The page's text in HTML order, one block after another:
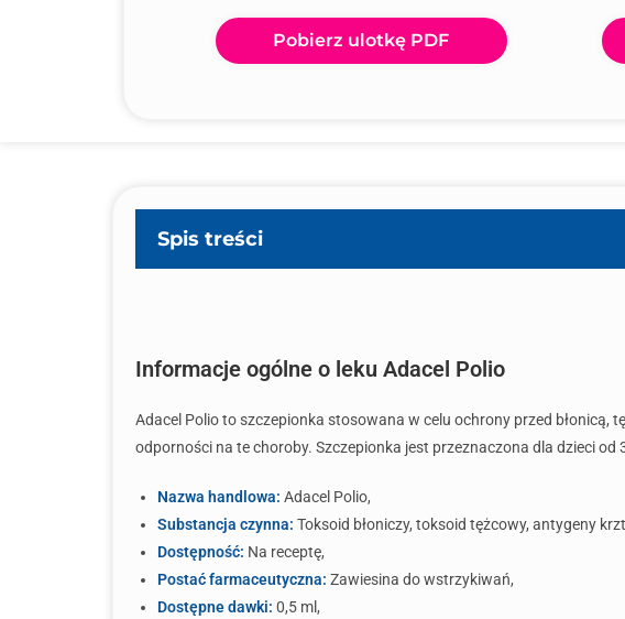
Pobierz ulotkę PDF
Spis treści
Informacje ogólne o leku Adacel Polio
Adacel Polio to szczepionka stosowana w celu ochrony przed błonicą,
odporności na te choroby. Szczepionka jest przeznaczona dla dzieci
Nazwa handlowa: Adacel Polio,
Substancja czynna: Toksoid błoniczy, toksoid tężcowy, antygeny
Dostępność: Na receptę,
Postać farmaceutyczna: Zawiesina do wstrzykiwań,
Dostępne dawki: 0,5 ml,